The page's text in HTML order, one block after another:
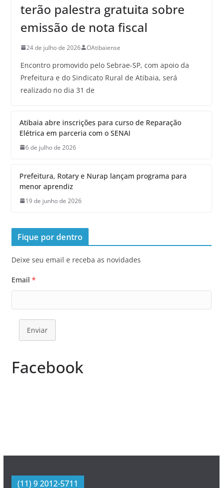
terão palestra gratuita sobre
emissão de nota fiscal
24 de julho de 2026 OAtibaiense
Encontro promovido pelo Sebrae-SP, com apoio da
Prefeitura e do Sindicato Rural de Atibaia, será
realizado no dia 31 de
Atibaia abre inscrições para curso de Reparação
Elétrica em parceria com o SENAI
6 de julho de 2026
Prefeitura, Rotary e Nurap lançam programa para
menor aprendiz
19 de junho de 2026
Fique por dentro
Deixe seu email e receba as novidades
Email *
Enviar
Facebook
(11) 9 2012-5711